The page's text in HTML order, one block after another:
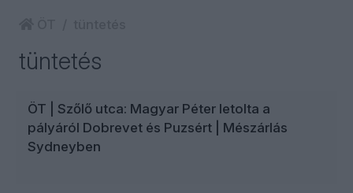
tüntetés
ÖT | Szőlő utca: Magyar Péter letolta a
pályáról Dobrevet és Puzsért | Mészárlás
Sydneyben